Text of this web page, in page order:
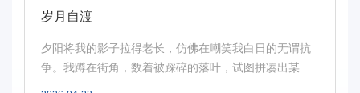
岁月自渡
夕阳将我的影子拉得老长，仿佛在嘲笑我白日的无谓抗
争。我蹲在街角，数着被踩碎的落叶，试图拼凑出某种